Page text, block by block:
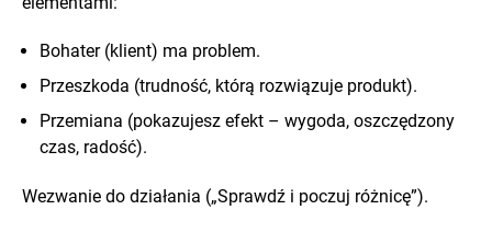
Bohater (klient) ma problem.
Przeszkoda (trudność, którą rozwiązuje produkt).
Przemiana (pokazujesz efekt – wygoda, oszczędzony
czas, radość).
Wezwanie do działania („Sprawdź i poczuj różnicę”).